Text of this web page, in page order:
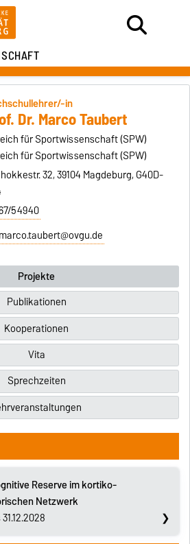
in
Dr. Marco Taubert
für Sportwissenschaft (SPW)
für Sportwissenschaft (SPW)
32, 39104 Magdeburg, G40D-
54940
marco.taubert@ovgu.de
Projekte
Publikationen
Kooperationen
Vita
Sprechzeiten
Reserve im kortiko-
Netzwerk